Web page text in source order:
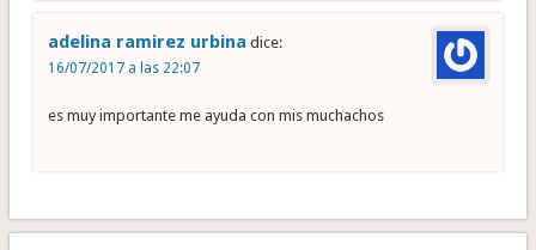
adelina ramirez urbina dice:
16/07/2017 a las 22:07
es muy importante me ayuda con mis muchachos